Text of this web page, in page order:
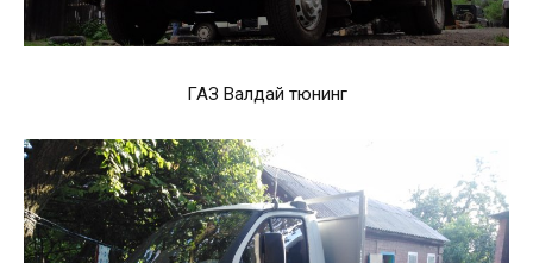
ГАЗ Валдай тюнинг